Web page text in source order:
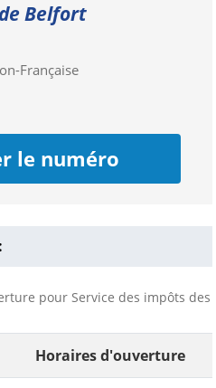
Belfort
Française
le numéro
pour Service des impôts des
Horaires d'ouverture